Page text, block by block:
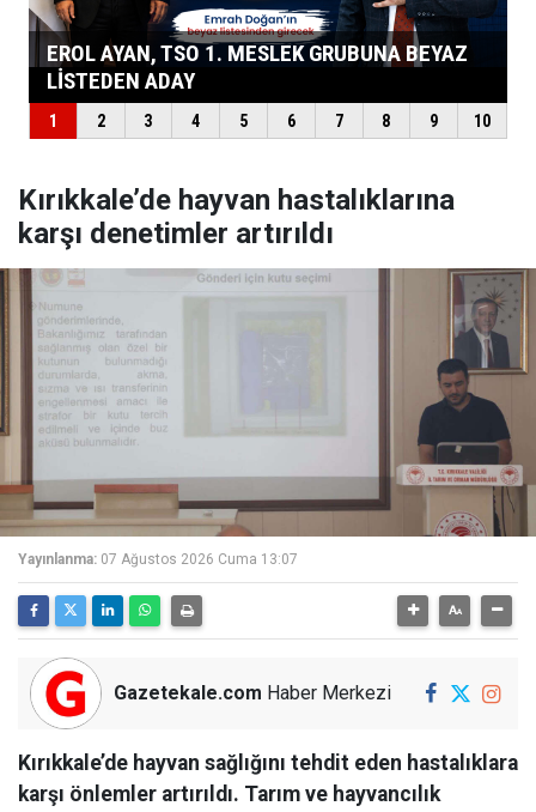
Kırıkkale’de hayvan hastalıklarına
karşı denetimler artırıldı
Yayınlanma: 07 Ağustos 2026 Cuma 13:07
Gazetekale.com Haber Merkezi
Kırıkkale’de hayvan sağlığını tehdit eden hastalıklara
karşı önlemler artırıldı. Tarım ve hayvancılık